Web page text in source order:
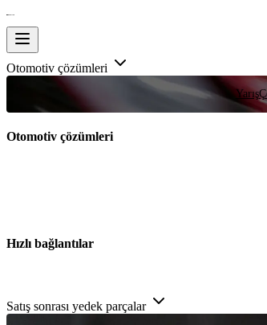
Otomotiv çözümleri
Yarış
Otomotiv çözümleri
Hızlı bağlantılar
Satış sonrası yedek parçalar